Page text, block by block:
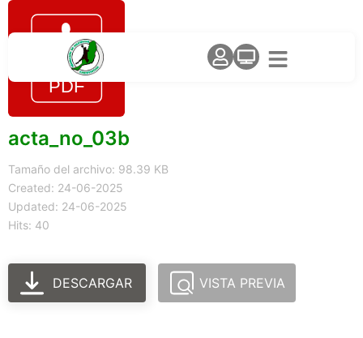
acta_no_03b
Tamaño del archivo: 98.39 KB
Created: 24-06-2025
Updated: 24-06-2025
Hits: 40
DESCARGAR VISTA PREVIA